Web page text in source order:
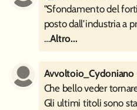
"Sfondamento del
posto dall’industria a
…Altro...
Avvoltoio_Cydoniano
Che bello veder
Gli ultimi titoli sono